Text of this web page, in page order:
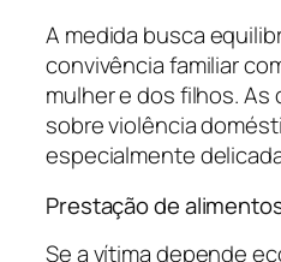
A medida busca
convivência familiar
mulher e dos filhos.
sobre violência
especialmente
Prestação de
Se a vítima depende